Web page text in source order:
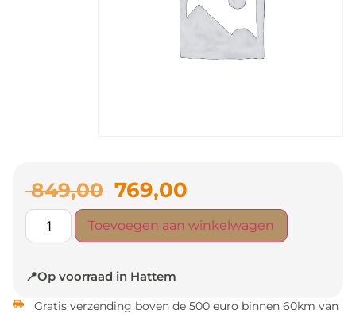
849,00 769,00
Toevoegen aan winkelwagen
📍Op voorraad in Hattem
Gratis verzending boven de 500 euro binnen 60km van